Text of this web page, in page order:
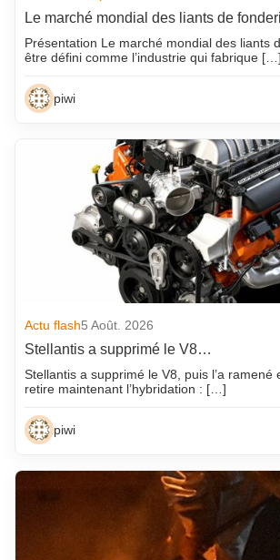
Le marché mondial des liants de
Présentation Le marché mondial des liants
être défini comme l’industrie qui fabrique […]
piwi
Actu flash5 Août. 2026
Stellantis a supprimé le V8…
Stellantis a supprimé le V8, puis l’a ramené
retire maintenant l’hybridation : […]
piwi